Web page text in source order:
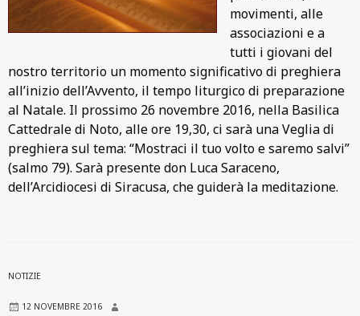
movimenti, alle
associazioni e a
tutti i giovani del
nostro territorio un momento significativo di preghiera
all’inizio dell’Avvento, il tempo liturgico di preparazione
al Natale. Il prossimo 26 novembre 2016, nella Basilica
Cattedrale di Noto, alle ore 19,30, ci sarà una Veglia di
preghiera sul tema: “Mostraci il tuo volto e saremo salvi”
(salmo 79). Sarà presente don Luca Saraceno,
dell’Arcidiocesi di Siracusa, che guiderà la meditazione.
NOTIZIE
12 NOVEMBRE 2016